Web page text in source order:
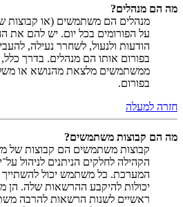
מה הם מנהלים?
מנהלים הם משתמשים (או
על הפורומים בכל יום. יש להם את
הודעות ולנעול, לשחרר נעילה,
בפורום אותו הם מנהלים. בדרך כלל,
ממשתמשים מלצאת מהנושא או
בפורום.
חזרה למעלה
מה הם קבוצות משתמשים?
קבוצות משתמשים הם קבוצות
הקהילה לחלקים הניתנים לניהול
המערכת. כל משתמש יכול להשתייך
יכולות להיקבע ההרשאות שלה. הן
ראשיים לשנות הרשאות להרבה